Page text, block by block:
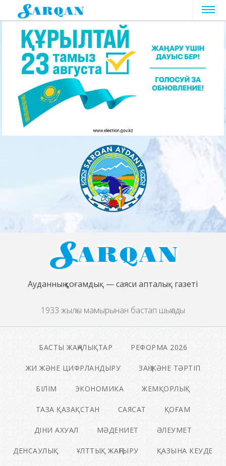
Ауданның қоғамдық — саяси апталық газеті
1933 жылғы мамырынан бастап шығады
БАСТЫ ЖАҢАЛЫҚТАР РЕФОРМА 2026
ЖИ ЖӘНЕ ЦИФРЛАНДЫРУ ЗАҢ ЖӘНЕ ТӘРТІП
БІЛІМ ЭКОНОМИКА ЖЕМҚОРЛЫҚ
ТАЗА ҚАЗАҚСТАН САЯСАТ ҚОҒАМ
ДІНИ АХУАЛ МӘДЕНИЕТ ӘЛЕУМЕТ
ДЕНСАУЛЫҚ ҰЛТТЫҚ ЖАҢҒЫРУ ҚАЗЫНА КЕУДЕ